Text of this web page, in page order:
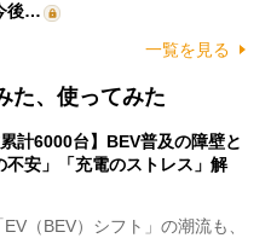
後…
一覧を見る
た、使ってみた
計6000台】BEV普及の障壁と
不安」「充電のストレス」解
（BEV）シフト」の潮流も、